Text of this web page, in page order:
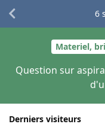
Materiel,
Question sur
Derniers visiteurs
6